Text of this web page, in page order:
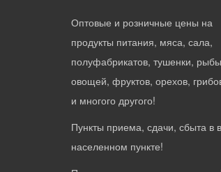
Оптовые и розничные цены на
продукты питания, мяса, сала,
полуфабрикатов, тушенки,
овощей, фруктов, орехов,
и многого другого!
Пункты приема, сдачи, сбыта в
населенном пункте!